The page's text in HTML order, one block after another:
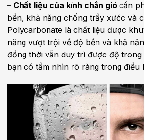
– Chất liệu của kính chắn gió cần
bền, khả năng chống trầy xước và
Polycarbonate là chất liệu được
năng vượt trội về độ bền và khả
đồng thời vẫn duy trì được độ trong
bạn có tầm nhìn rõ ràng trong điều